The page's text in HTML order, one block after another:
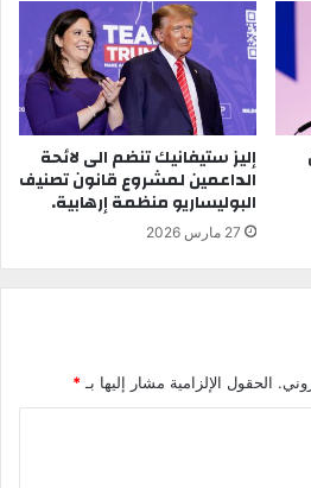
إليز ستيفانيك تنضم الى لائحة
الداعمين لمشروع قانون تصنيف
البوليساريو منظمة إرهابية.
27 مارس 2026
الحقول الإلزامية مشار إليها بـ *